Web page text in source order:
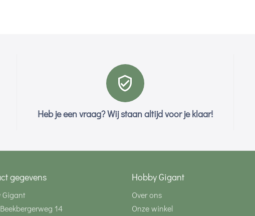
Heb je een vraag? Wij staan altijd voor je klaar!
gegevens
Gigant
14
Hobby Gigant
Over ons
Onze winkel